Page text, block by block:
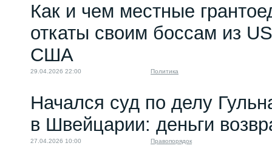
Как и чем местные
откаты своим боссам из
США
29.04.2026 22:00 Политика
Начался суд по делу
в Швейцарии: деньги
27.04.2026 10:00 Правопорядок